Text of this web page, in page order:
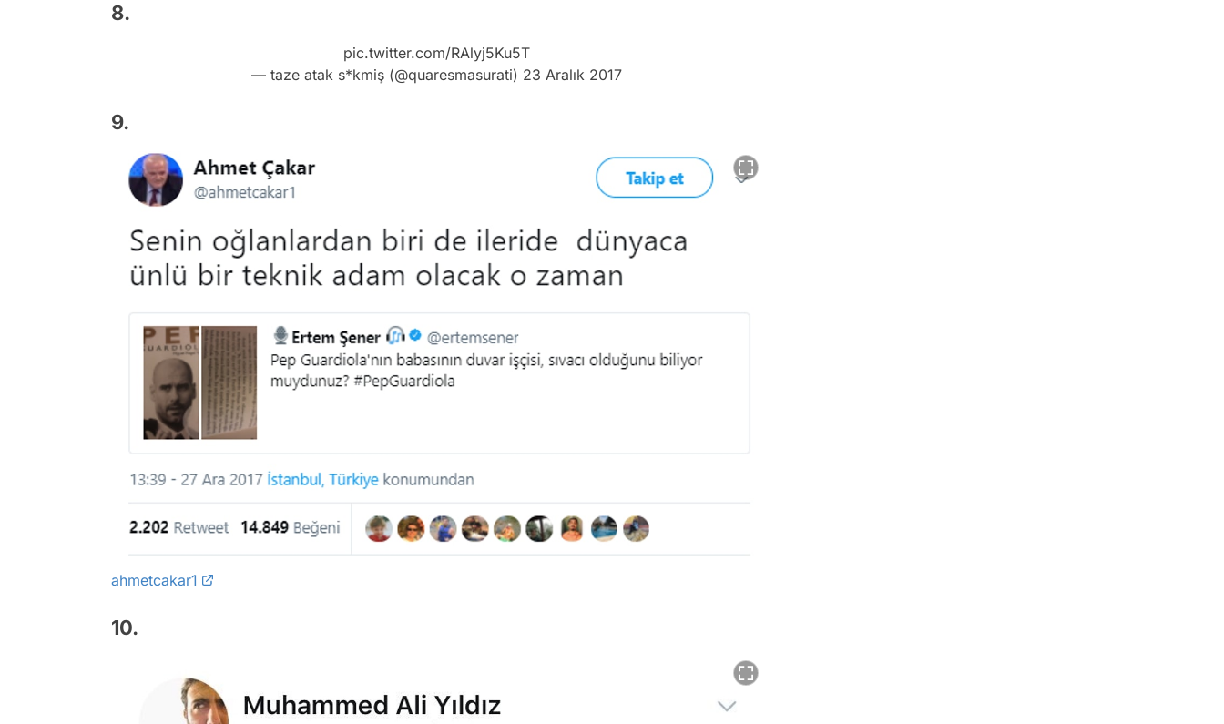
8.
pic.twitter.com/RAlyj5Ku5T
— taze atak s*kmiş (@quaresmasurati) 23 Aralık 2017
9.
ahmetcakar1
10.